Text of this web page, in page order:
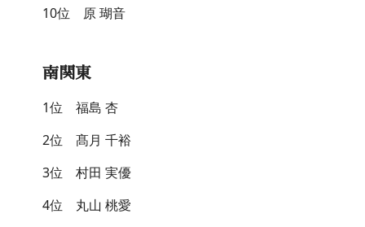
10位 原 瑚音
南関東
1位 福島 杏
2位 髙月 千裕
3位 村田 実優
4位 丸山 桃愛